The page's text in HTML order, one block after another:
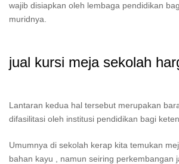
wajib disiapkan oleh lembaga pendidikan
muridnya.
jual kursi meja sekolah
Lantaran kedua hal tersebut merupakan
difasilitasi oleh institusi pendidikan bagi
Umumnya di sekolah kerap kita temukan
bahan kayu , namun seiring perkembangan